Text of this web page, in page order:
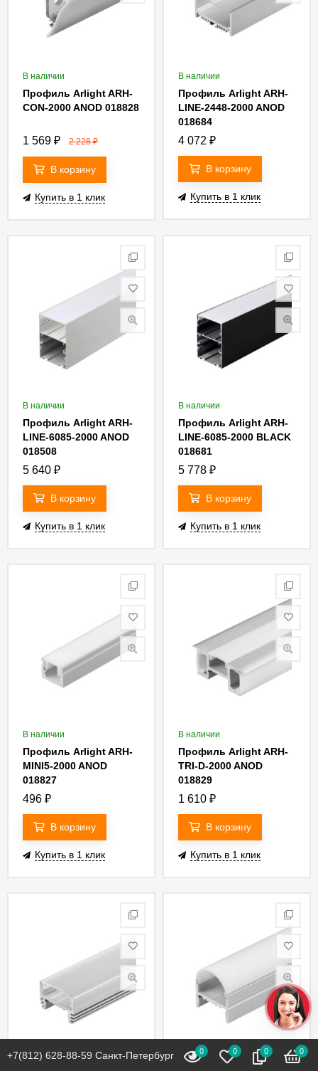
В наличии
Профиль Arlight ARH-
CON-2000 ANOD 018828
1 569 ₽ 2 228₽
В корзину
Купить в 1 клик
В наличии
Профиль Arlight ARH-
LINE-2448-2000 ANOD
018684
4 072 ₽
В корзину
Купить в 1 клик
В наличии
Профиль Arlight ARH-
LINE-6085-2000 ANOD
018508
5 640 ₽
В корзину
Купить в 1 клик
В наличии
Профиль Arlight ARH-
LINE-6085-2000 BLACK
018681
5 778 ₽
В корзину
Купить в 1 клик
В наличии
Профиль Arlight ARH-
MINI5-2000 ANOD
018827
496 ₽
В корзину
Купить в 1 клик
В наличии
Профиль Arlight ARH-
TRI-D-2000 ANOD
018829
1 610 ₽
В корзину
Купить в 1 клик
В наличии В наличии
0 0 0 0
+7(812) 628-88-59 Санкт-Петербург